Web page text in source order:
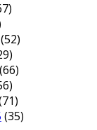
(52)
(66)
(35)